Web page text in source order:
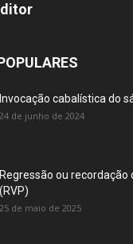
Invocação cabalística do
24 de junho de 2024
Regressão ou recordação
(RVP)
25 de maio de 2025